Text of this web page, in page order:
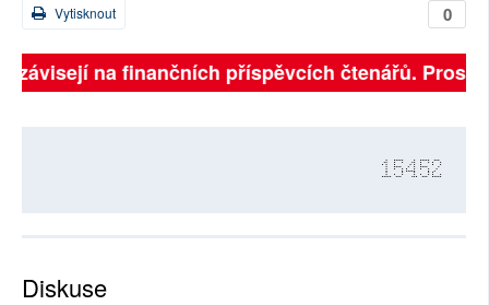
0
Vytisknout
na finančních příspěvcích čtenářů.
15452
Diskuse